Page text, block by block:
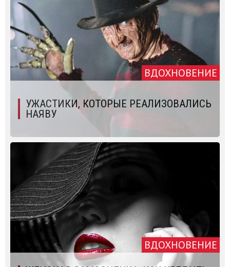
ВДОХНОВЕНИЕ
УЖАСТИКИ, КОТОРЫЕ РЕАЛИЗОВАЛИСЬ
НАЯВУ
ВДОХНОВЕНИЕ